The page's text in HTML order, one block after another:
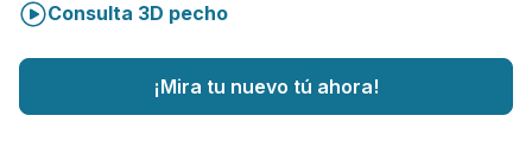
Consulta 3D pecho
¡Mira tu nuevo tú ahora!